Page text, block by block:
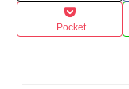
Pocket